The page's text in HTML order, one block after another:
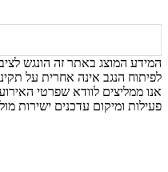
המידע המוצג באתר זה הונגש
לפיתוח הנגב אינה אחרית על
אנו ממליצים לוודא שפרטי
פעילות ומיקום עדכנים ישירות